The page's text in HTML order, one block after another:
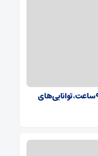
محدودکردن زمان غذاخوردن به ۹ ساعت، توانایی‌های